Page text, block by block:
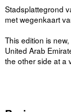
Stadsplattegrond
met wegenkaart
This edition is
United Arab
the other side at a